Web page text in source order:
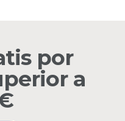
por
a